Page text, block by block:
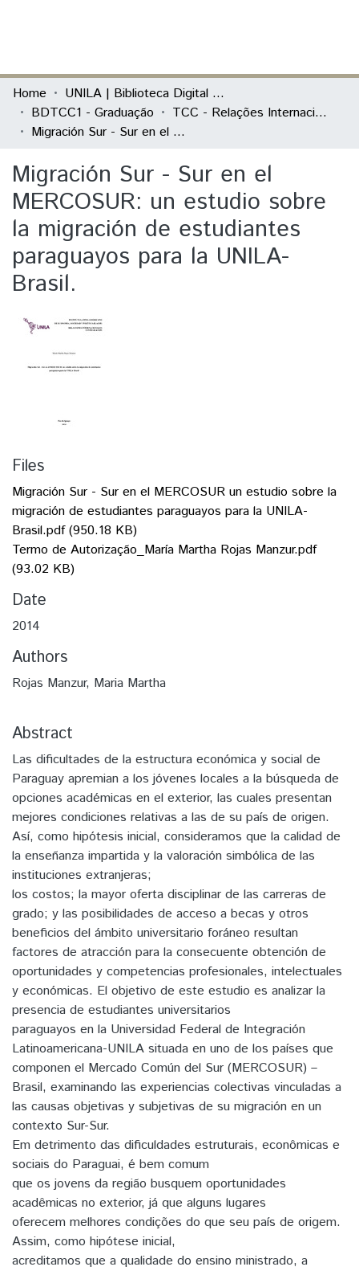
Communities & Collections
All of DSpace
Home
UNILA | Biblioteca Digital de Trabalhos de Conclusão de Curso
BDTCC1 - Graduação
TCC - Relações Internacionais e Integração
Migración Sur - Sur en el MERCOSUR: un estudio sobre la migración de estudiantes paraguayos para la UNILA- Brasil.
Migración Sur - Sur en el
MERCOSUR: un estudio sobre
la migración de estudiantes
paraguayos para la UNILA-
Brasil.
Files
Migración Sur - Sur en el MERCOSUR un estudio sobre la
migración de estudiantes paraguayos para la UNILA-
Brasil.pdf(950.18 KB)
Termo de Autorização_María Martha Rojas Manzur.pdf
(93.02 KB)
Date
2014
Authors
Rojas Manzur, Maria Martha
Abstract
Las dificultades de la estructura económica y social de
Paraguay apremian a los jóvenes locales a la búsqueda de
opciones académicas en el exterior, las cuales presentan
mejores condiciones relativas a las de su país de origen.
Así, como hipótesis inicial, consideramos que la calidad de
la enseñanza impartida y la valoración simbólica de las
instituciones extranjeras;
los costos; la mayor oferta disciplinar de las carreras de
grado; y las posibilidades de acceso a becas y otros
beneficios del ámbito universitario foráneo resultan
factores de atracción para la consecuente obtención de
oportunidades y competencias profesionales, intelectuales
y económicas. El objetivo de este estudio es analizar la
presencia de estudiantes universitarios
paraguayos en la Universidad Federal de Integración
Latinoamericana-UNILA situada en uno de los países que
componen el Mercado Común del Sur (MERCOSUR) –
Brasil, examinando las experiencias colectivas vinculadas a
las causas objetivas y subjetivas de su migración en un
contexto Sur-Sur.
Em detrimento das dificuldades estruturais, econômicas e
sociais do Paraguai, é bem comum
que os jovens da região busquem oportunidades
acadêmicas no exterior, já que alguns lugares
oferecem melhores condições do que seu país de origem.
Assim, como hipótese inicial,
acreditamos que a qualidade do ensino ministrado, a